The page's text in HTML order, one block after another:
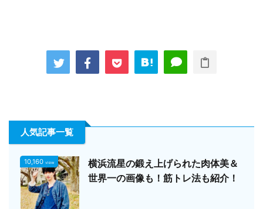
人気記事一覧
10,160 view
横浜流星の鍛え上げられた肉体美＆
世界一の画像も！筋トレ法も紹介！